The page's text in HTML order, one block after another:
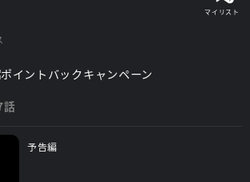
話
予告編